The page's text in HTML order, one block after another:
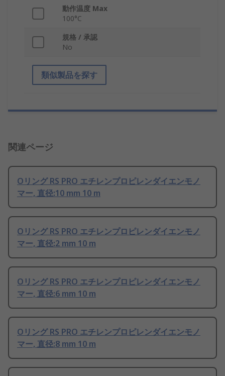
動作温度 Max
100°C
規格 / 承認
No
類似製品を探す
関連ページ
Oリング RS PRO エチレンプロピレンダイエンモノ
マー, 直径:10 mm 10 m
Oリング RS PRO エチレンプロピレンダイエンモノ
マー, 直径:2 mm 10 m
Oリング RS PRO エチレンプロピレンダイエンモノ
マー, 直径:6 mm 10 m
Oリング RS PRO エチレンプロピレンダイエンモノ
マー, 直径:8 mm 10 m